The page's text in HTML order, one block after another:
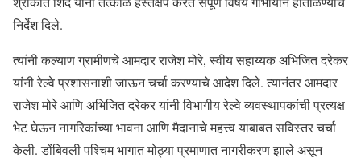
निर्देश दिले.
त्यांनी कल्याण ग्रामीणचे आमदार राजेश मोरे, स्वीय सहाय्यक अभिजित दरेकर
यांनी रेल्वे प्रशासनाशी जाऊन चर्चा करण्याचे आदेश दिले. त्यानंतर आमदार
राजेश मोरे आणि अभिजित दरेकर यांनी विभागीय रेल्वे व्यवस्थापकांची प्रत्यक्ष
भेट घेऊन नागरिकांच्या भावना आणि मैदानाचे महत्त्व याबाबत सविस्तर चर्चा
केली. डोंबिवली पश्चिम भागात मोठ्या प्रमाणात नागरीकरण झाले असून